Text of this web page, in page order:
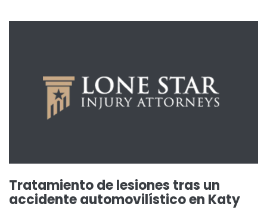
Tratamiento de lesiones tras un
accidente automovilístico en Katy